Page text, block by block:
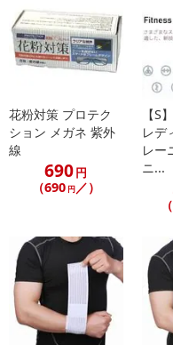
発送日カレンダー
休業日
■ その他共通および商品カ
さい）
花粉対策 プロテク
ション メガネ 紫外
線
690円
（690 円／）
【S
レデ
レ
ニ...